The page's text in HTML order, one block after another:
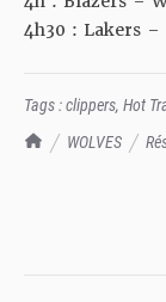
TrashTalk Actu
WOLVES
4h30 : Lakers –
Tags :clippers, Hot